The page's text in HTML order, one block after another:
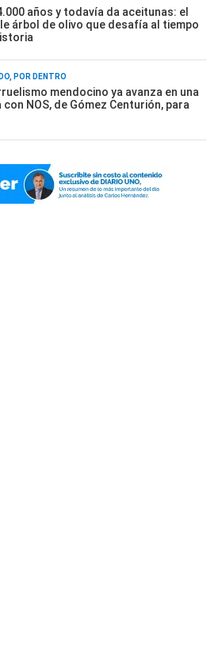
años y todavía da aceitunas: el
árbol de olivo que desafía al tiempo
POR DENTRO
mendocino ya avanza en una
con NOS, de Gómez Centurión, para